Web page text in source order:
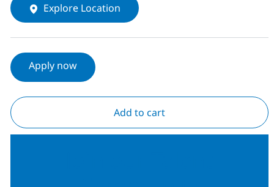
Explore Location
Apply now
Add to cart